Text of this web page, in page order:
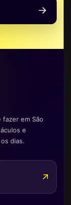
em São
e
dias.